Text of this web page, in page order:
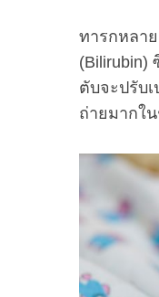
ทารกหลา
(Bilirubin)
ตับจะปรับ
ถ่ายมากใ